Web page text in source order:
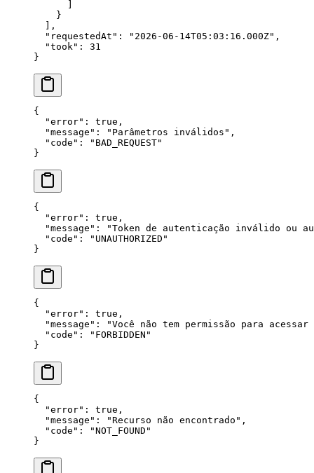
    }
  ],
  "
requestedAt " : " 2026-06-14T05:03:16.000Z" ,
  "
took " : 31
}
{
  "
error" : true ,
  "
message " : " Parâmetros inválidos " ,
  "
code " : " BAD_REQUEST"
}
{
  "
error" : true ,
  "
message " : "Token de autenticação inválido ou
  "
code " : " UNAUTHORIZED "
}
{
  "
error" : true ,
  "
message " : "Você não tem permissão para
  "
code " : " FORBIDDEN "
}
{
  "
error" : true ,
  "
message " : "Recurso não encontrado " ,
  "
code " : "NOT_FOUND "
}